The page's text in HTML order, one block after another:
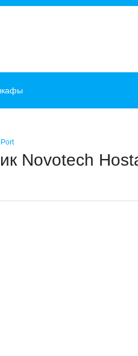
Port
Novotech